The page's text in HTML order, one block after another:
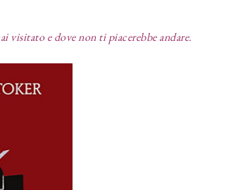
e dove non ti piacerebbe andare.